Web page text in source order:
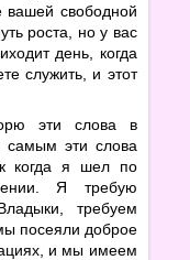
вашей свободной
роста, но у вас
день, когда
служить, и этот
эти слова в
самым эти слова
когда я шел по
Я требую
требуем
посеяли доброе
и мы имеем